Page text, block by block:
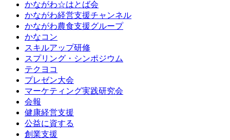
かながわ☆はとば会
かながわ経営支援チャンネル
かながわ農食支援グループ
かなコン
スキルアップ研修
スプリング・シンポジウム
テクヨコ
プレゼン大会
マーケティング実践研究会
会報
健康経営支援
公益に資する
創業支援